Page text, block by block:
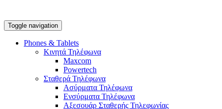
Toggle navigation
Phones & Tablets
Κινητά Τηλέφωνα
Maxcom
Powertech
Σταθερά Τηλέφωνα
Ασύρματα Τηλέφωνα
Ενσύρματα Τηλέφωνα
Αξεσουάρ Σταθερής Τηλεφωνίας